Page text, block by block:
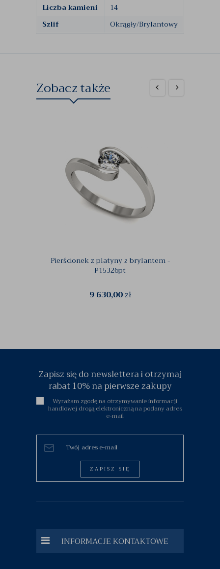
Liczba kamieni
14
Szlif
Okrągły/Brylantowy
Zobacz także
Pierścionek z platyny z brylantem -
P15326pt
9 630,00zł
Zapisz się do newslettera i otrzymaj
rabat 10% na pierwsze zakupy
Wyrażam zgodę na otrzymywanie informacji
handlowej drogą elektroniczną na podany adres
e-mail
ZAPISZ SIĘ
INFORMACJE KONTAKTOWE